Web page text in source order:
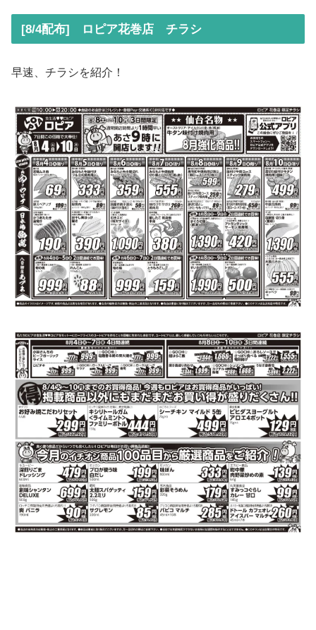
[8/4配布] ロピア花巻店 チラシ
早速、チラシを紹介！